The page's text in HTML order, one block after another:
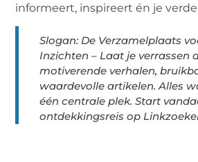
informeert, inspireert én je
Slogan: De Verzamelplaats
Inzichten – Laat je verrassen
motiverende verhalen,
waardevolle artikelen. Alles
één centrale plek. Start
ontdekkingsreis op